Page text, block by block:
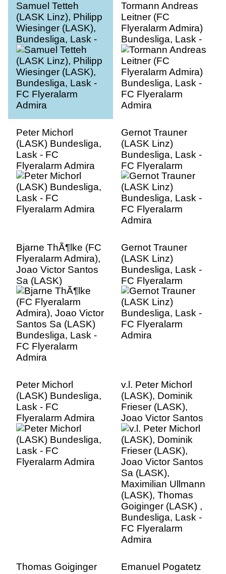
Samuel Tetteh
(LASK Linz), Philipp
Wiesinger (LASK),
Bundesliga, Lask -
FC Flyeralarm
Admira
Tormann Andreas
Leitner (FC
Flyeralarm Admira)
Bundesliga, Lask -
FC Flyeralarm
Admira
Peter Michorl
(LASK) Bundesliga,
Lask - FC
Flyeralarm Admira
Gernot Trauner
(LASK Linz)
Bundesliga, Lask -
FC Flyeralarm
Admira
Bjarne ThÃ¶lke (FC
Flyeralarm Admira),
Joao Victor Santos
Sa (LASK)
Bundesliga, Lask -
FC Flyeralarm
Admira
Gernot Trauner
(LASK Linz)
Bundesliga, Lask -
FC Flyeralarm
Admira
Peter Michorl
(LASK) Bundesliga,
Lask - FC
Flyeralarm Admira
v.l. Peter Michorl
(LASK), Dominik
Frieser (LASK),
Joao Victor Santos
Sa (LASK),
Maximilian Ullmann
(LASK), Thomas
Goiginger (LASK) ,
Bundesliga, Lask -
FC Flyeralarm
Admira
Thomas Goiginger
Emanuel Pogatetz